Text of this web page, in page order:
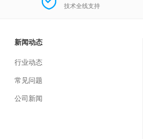
技术全线支持
新闻动态
行业动态
常见问题
公司新闻